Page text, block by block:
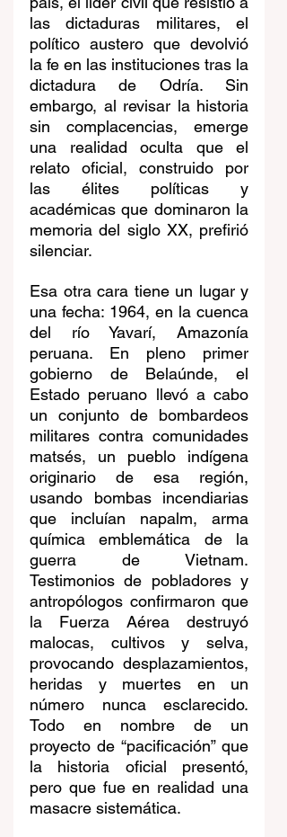
las dictaduras militares, el
político austero que devolvió
la fe en las instituciones tras la
dictadura de Odría. Sin
embargo, al revisar la historia
sin complacencias, emerge
una realidad oculta que el
relato oficial, construido por
las élites políticas y
académicas que dominaron la
memoria del siglo XX, prefirió
silenciar.
Esa otra cara tiene un lugar y
una fecha: 1964, en la cuenca
del río Yavarí, Amazonía
peruana. En pleno primer
gobierno de Belaúnde, el
Estado peruano llevó a cabo
un conjunto de bombardeos
militares contra comunidades
matsés, un pueblo indígena
originario de esa región,
usando bombas incendiarias
que incluían napalm, arma
química emblemática de la
guerra de Vietnam.
Testimonios de pobladores y
antropólogos confirmaron que
la Fuerza Aérea destruyó
malocas, cultivos y selva,
provocando desplazamientos,
heridas y muertes en un
número nunca esclarecido.
Todo en nombre de un
proyecto de “pacificación” que
la historia oficial presentó,
pero que fue en realidad una
masacre sistemática.